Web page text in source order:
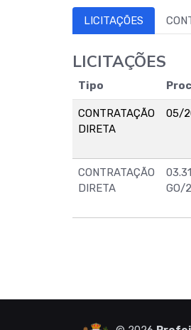
LICITAÇÕES
LICITAÇÕES
Tipo
CONTRATAÇÃO
DIRETA
05/
CONTRATAÇÃO
DIRETA
GO/